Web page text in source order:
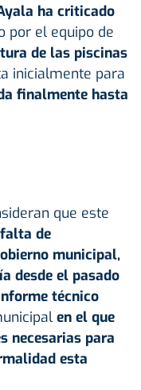
ha criticado
por el equipo de
de las piscinas
inicialmente para
finalmente hasta
que este
de
municipal,
desde el pasado
técnico
en el que
necesarias para
esta